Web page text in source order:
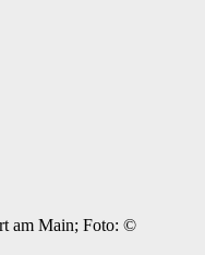
am Main; Foto: ©